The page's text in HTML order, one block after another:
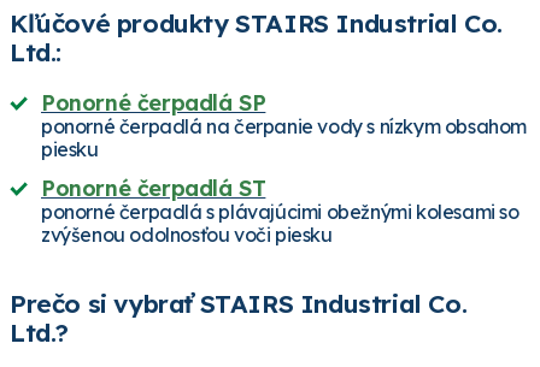
Kľúčové produkty STAIRS Industrial Co.
Ltd.:
Ponorné čerpadlá SP
ponorné čerpadlá na čerpanie vody s nízkym obsahom
piesku
Ponorné čerpadlá ST
ponorné čerpadlá s plávajúcimi obežnými kolesami so
zvýšenou odolnosťou voči piesku
Prečo si vybrať STAIRS Industrial Co.
Ltd.?